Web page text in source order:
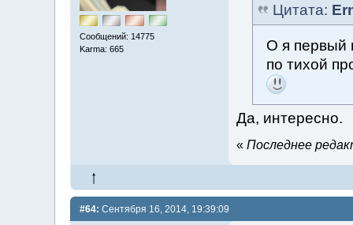
Сообщений: 14775
Karma: 665
Цитата:
О я первый
по тихой
Да, интересно.
« Последнее
#64: Сентября 16, 2014, 19:39:09